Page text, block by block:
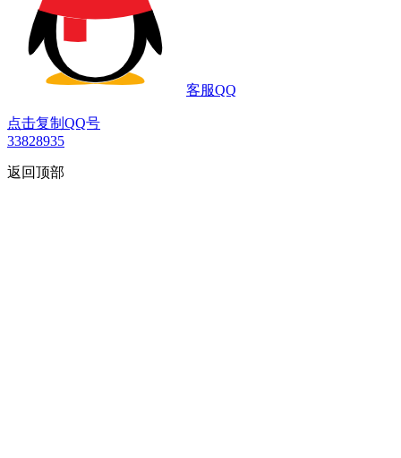
客服QQ
点击复制QQ号
33828935
返回顶部